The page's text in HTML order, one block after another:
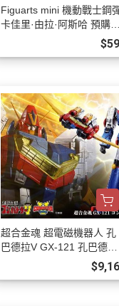
Figuarts mini 機動戰士鋼
卡佳里·由拉·阿斯哈 預購27
超合金魂 超電磁機器人 孔
巴德拉V GX-121 孔巴德拉V
6 預購27年02月0808